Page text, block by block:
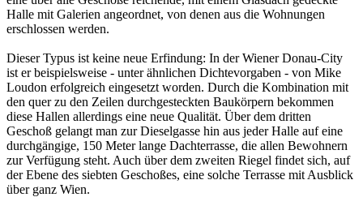
Halle mit Galerien angeordnet, von denen aus die Wohnungen
erschlossen werden.
Dieser Typus ist keine neue Erfindung: In der Wiener Donau-City
ist er beispielsweise - unter ähnlichen Dichtevorgaben - von Mike
Loudon erfolgreich eingesetzt worden. Durch die Kombination mit
den quer zu den Zeilen durchgesteckten Baukörpern bekommen
diese Hallen allerdings eine neue Qualität. Über dem dritten
Geschoß gelangt man zur Dieselgasse hin aus jeder Halle auf eine
durchgängige, 150 Meter lange Dachterrasse, die allen Bewohnern
zur Verfügung steht. Auch über dem zweiten Riegel findet sich, auf
der Ebene des siebten Geschoßes, eine solche Terrasse mit Ausblick
über ganz Wien.